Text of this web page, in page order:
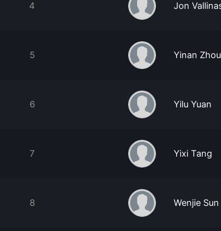
4 Jon
5 Yinan Zhou
6 Yilu Yuan
7 Yixi Tang
8 Wenjie Sun